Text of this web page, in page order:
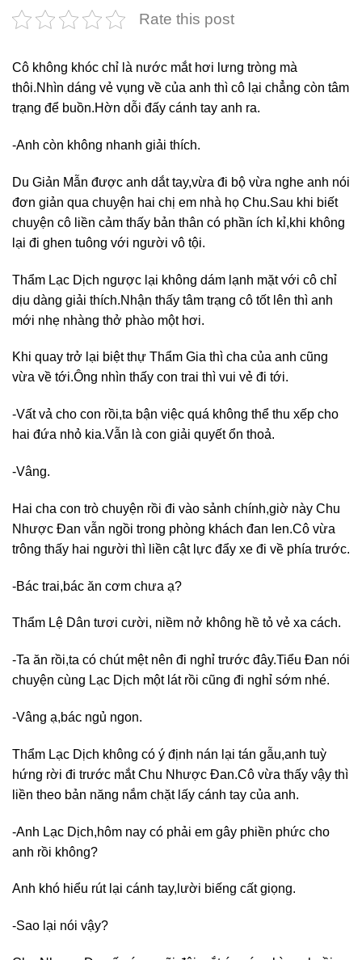
Rate this post
Cô không khóc chỉ là nước mắt hơi lưng tròng mà
thôi.Nhìn dáng vẻ vụng về của anh thì cô lại chẳng còn tâm
trạng để buồn.Hờn dỗi đấy cánh tay anh ra.
-Anh còn không nhanh giải thích.
Du Giản Mẫn được anh dắt tay,vừa đi bộ vừa nghe anh nói
đơn giản qua chuyện hai chị em nhà họ Chu.Sau khi biết
chuyện cô liền cảm thấy bản thân có phần ích kỉ,khi không
lại đi ghen tuông với người vô tội.
Thẩm Lạc Dịch ngược lại không dám lạnh mặt với cô chỉ
dịu dàng giải thích.Nhận thấy tâm trạng cô tốt lên thì anh
mới nhẹ nhàng thở phào một hơi.
Khi quay trở lại biệt thự Thẩm Gia thì cha của anh cũng
vừa về tới.Ông nhìn thấy con trai thì vui vẻ đi tới.
-Vất vả cho con rồi,ta bận việc quá không thể thu xếp cho
hai đứa nhỏ kia.Vẫn là con giải quyết ổn thoả.
-Vâng.
Hai cha con trò chuyện rồi đi vào sảnh chính,giờ này Chu
Nhược Đan vẫn ngồi trong phòng khách đan len.Cô vừa
trông thấy hai người thì liền cật lực đẩy xe đi về phía trước.
-Bác trai,bác ăn cơm chưa ạ?
Thẩm Lệ Dân tươi cười, niềm nở không hề tỏ vẻ xa cách.
-Ta ăn rồi,ta có chút mệt nên đi nghỉ trước đây.Tiểu Đan nói
chuyện cùng Lạc Dịch một lát rồi cũng đi nghỉ sớm nhé.
-Vâng ạ,bác ngủ ngon.
Thẩm Lạc Dịch không có ý định nán lại tán gẫu,anh tuỳ
hứng rời đi trước mắt Chu Nhược Đan.Cô vừa thấy vậy thì
liền theo bản năng nắm chặt lấy cánh tay của anh.
-Anh Lạc Dịch,hôm nay có phải em gây phiền phức cho
anh rồi không?
Anh khó hiểu rút lại cánh tay,lười biếng cất giọng.
-Sao lại nói vậy?